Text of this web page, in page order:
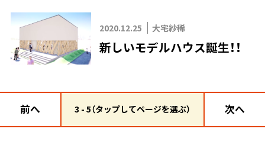
2020.12.25 大宅紗稀
新しいモデルハウス誕生！！
前へ 3 - 5（タップしてページを選ぶ） 次へ